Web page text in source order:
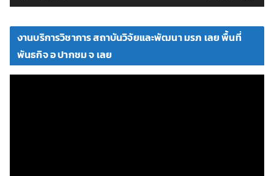
ดี
โ
งานบริการวิชาการ สถาบันวิจัยและพัฒนา มรภ เลย พื้นที่
พันธกิจ อ ปากชม จ เลย